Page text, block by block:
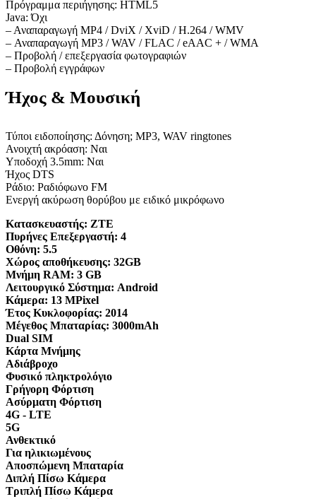
Πρόγραμμα περιήγησης: HTML5
Java: Όχι
– Αναπαραγωγή MP4 / DviX / XviD / H.264 / WMV
– Αναπαραγωγή MP3 / WAV / FLAC / eAAC + / WMA
– Προβολή / επεξεργασία φωτογραφιών
– Προβολή εγγράφων
Ήχος & Μουσική
Τύποι ειδοποίησης: Δόνηση; MP3, WAV ringtones
Ανοιχτή ακρόαση: Ναι
Υποδοχή 3.5mm: Ναι
Ήχος DTS
Ράδιο: Ραδιόφωνο FM
Ενεργή ακύρωση θορύβου με ειδικό μικρόφωνο
Κατασκευαστής: ΖΤΕ
Πυρήνες Επεξεργαστή: 4
Οθόνη: 5.5
Χώρος αποθήκευσης: 32GB
Μνήμη RAM: 3 GB
Λειτουργικό Σύστημα: Android
Κάμερα: 13 MPixel
Έτος Κυκλοφορίας: 2014
Μέγεθος Μπαταρίας: 3000mAh
Dual SIM
Κάρτα Μνήμης
Αδιάβροχο
Φυσικό πληκτρολόγιο
Γρήγορη Φόρτιση
Ασύρματη Φόρτιση
4G - LTE
5G
Ανθεκτικό
Για ηλικιωμένους
Αποσπώμενη Μπαταρία
Διπλή Πίσω Κάμερα
Τριπλή Πίσω Κάμερα